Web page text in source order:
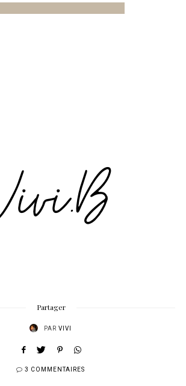
Partager
PAR VIVI
3 COMMENTAIRES